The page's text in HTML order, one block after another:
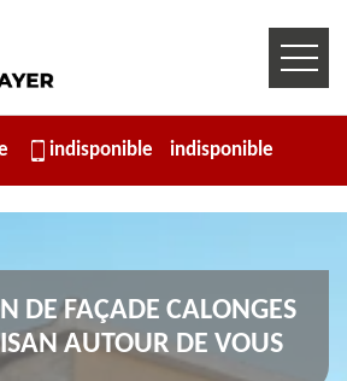
indisponible indisponible
DE FAÇADE CALONGES
AUTOUR DE VOUS